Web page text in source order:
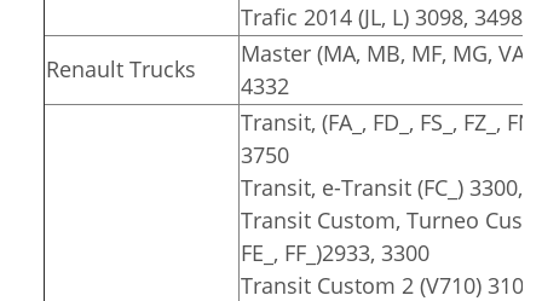
Trafic 2014 (JL, L) 3098, 3498
Renault Trucks
Master (MA, MB, MF, MG, VA,
4332
Transit, (FA_, FD_, FS_, FZ_,
3750
Transit, e-Transit (FC_) 3300,
Transit Custom, Turneo
FE_, FF_)2933, 3300
Transit Custom 2 (V710)